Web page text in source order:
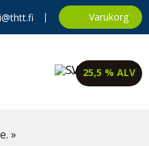
Varukorg
25,5 % ALV
»